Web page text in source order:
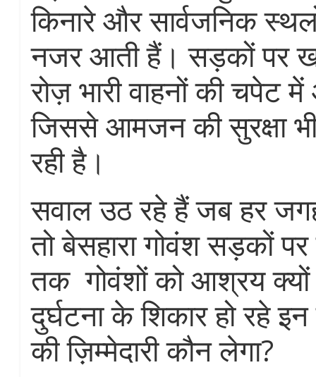
किनारे और सार्वजनिक
नजर आती हैं। सड़कों पर
रोज़ भारी वाहनों की चपेट
जिससे आमजन की सुरक्षा
रही है।
सवाल उठ रहे हैं जब हर
तो बेसहारा गोवंश सड़कों
तक गोवंशों को आश्रय क्यों
दुर्घटना के शिकार हो रहे
की ज़िम्मेदारी कौन लेगा?